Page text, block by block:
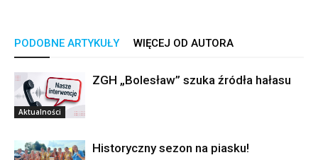
PODOBNE ARTYKUŁY WIĘCEJ OD AUTORA
Aktualności
ZGH „Bolesław” szuka źródła hałasu
Historyczny sezon na piasku!